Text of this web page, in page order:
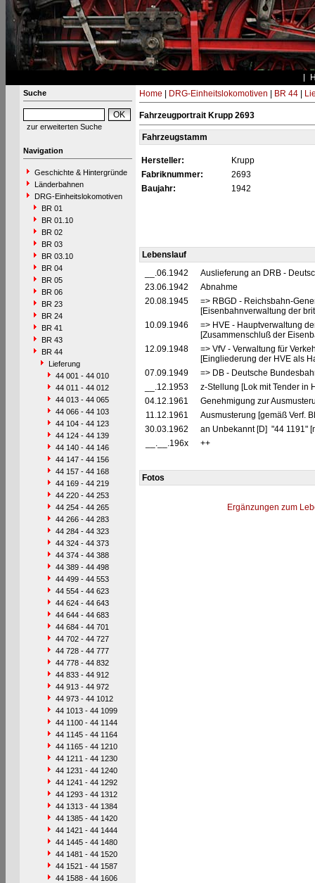
Suche
zur erweiterten Suche
Navigation
Geschichte & Hintergründe
Länderbahnen
DRG-Einheitslokomotiven
BR 01
BR 01.10
BR 02
BR 03
BR 03.10
BR 04
BR 05
BR 06
BR 23
BR 24
BR 41
BR 43
BR 44
Lieferung
44 001 - 44 010
44 011 - 44 012
44 013 - 44 065
44 066 - 44 103
44 104 - 44 123
44 124 - 44 139
44 140 - 44 146
44 147 - 44 156
44 157 - 44 168
44 169 - 44 219
44 220 - 44 253
44 254 - 44 265
44 266 - 44 283
44 284 - 44 323
44 324 - 44 373
44 374 - 44 388
44 389 - 44 498
44 499 - 44 553
44 554 - 44 623
44 624 - 44 643
44 644 - 44 683
44 684 - 44 701
44 702 - 44 727
44 728 - 44 777
44 778 - 44 832
44 833 - 44 912
44 913 - 44 972
44 973 - 44 1012
44 1013 - 44 1099
44 1100 - 44 1144
44 1145 - 44 1164
44 1165 - 44 1210
44 1211 - 44 1230
44 1231 - 44 1240
44 1241 - 44 1292
44 1293 - 44 1312
44 1313 - 44 1384
44 1385 - 44 1420
44 1421 - 44 1444
44 1445 - 44 1480
44 1481 - 44 1520
44 1521 - 44 1587
44 1588 - 44 1606
Home DRG-Einheitslokomotiven BR 44|
Fahrzeugportrait Krupp 2693
Fahrzeugstamm
Hersteller:
Krupp
Fabriknummer:
2693
Baujahr:
1942
Lebenslauf
__.06.1942
Auslieferung an DRB -
23.06.1942
Abnahme
20.08.1945
=> RBGD - Reichsbahn-
[Eisenbahnverwaltung der
10.09.1946
=> HVE - Hauptverwaltung
[Zusammenschluß der
12.09.1948
=> VfV - Verwaltung für
[Eingliederung der HVE als
07.09.1949
=> DB - Deutsche
__.12.1953
z-Stellung [Lok mit Tender in
04.12.1961
Genehmigung zur
11.12.1961
Ausmusterung [gemäß Verf.
30.03.1962
an Unbekannt [D] "44 1191"
__.__.196x
++
Fotos
Ergänzungen zum